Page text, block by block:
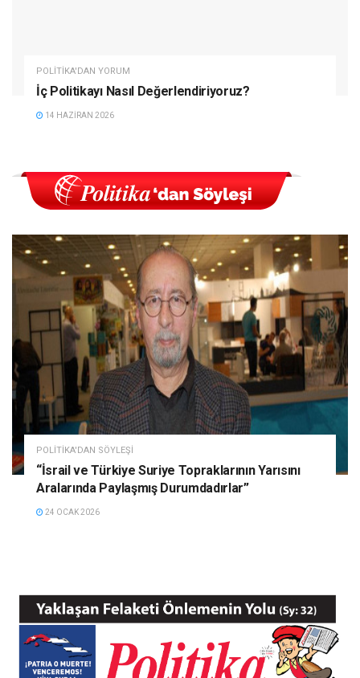
POLITIKA'DAN YORUM
İç Politikayı Nasıl Değerlendiriyoruz?
14 HAZIRAN 2026
POLITIKA'DAN SÖYLEŞI
“İsrail ve Türkiye Suriye Topraklarının Yarısını
Aralarında Paylaşmış Durumdadırlar”
24 OCAK 2026